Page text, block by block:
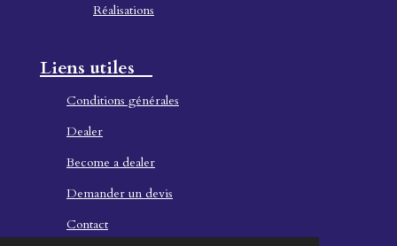
Réalisations
Liens utiles
Conditions générales
Dealer
Become a dealer
Demander un devis
Contact